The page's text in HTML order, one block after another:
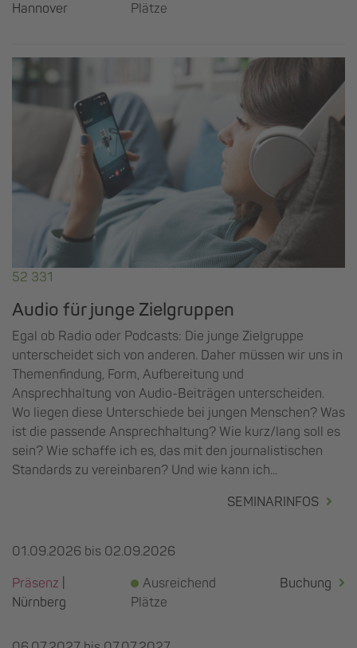
Hannover
Plätze
52 331
Audio für junge Zielgruppen
Egal ob Radio oder Podcasts: Die junge Zielgruppe
unterscheidet sich von anderen. Daher müssen wir uns in
Themenfindung, Form, Aufbereitung und
Ansprechhaltung von Audio-Beiträgen unterscheiden.
Wo liegen diese Unterschiede bei jungen Menschen? Was
ist die passende Ansprechhaltung? Wie kurz/lang soll es
sein? Wie schaffe ich es, das mit den journalistischen
Standards zu vereinbaren? Und wie kann ich...
SEMINARINFOS
01.09.2026 bis 02.09.2026
Präsenz
Nürnberg
Ausreichend
Plätze
Buchung